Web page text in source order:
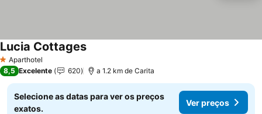
1 Estrelas
Aparthotel
Lucia Cottages
8,5 Excelente 620 a 1.2 km de Carita
Selecione as datas para ver os preços
exatos.
Ver preços